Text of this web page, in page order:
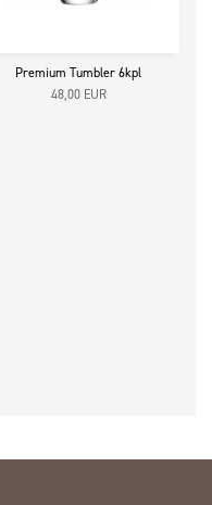
Premium Tumbler 6kpl
48,00 EUR